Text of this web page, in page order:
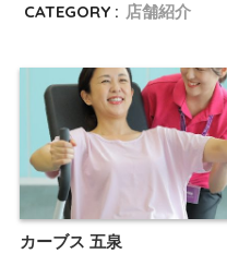
CATEGORY : 店舗紹介
カーブス 五泉